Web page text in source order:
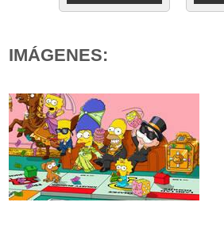
IMÁGENES: